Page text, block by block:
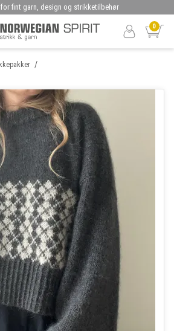
fint garn, design og strikketilbehør
0
/